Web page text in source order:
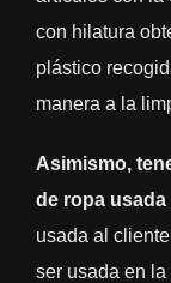
con hilatura
plástico
manera a la
Asimismo,
de ropa usada
usada al
ser usada en